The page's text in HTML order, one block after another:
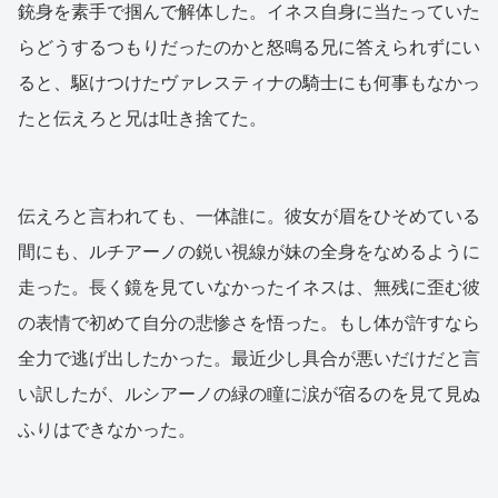
銃身を素手で掴んで解体した。イネス自身に当たっていた
らどうするつもりだったのかと怒鳴る兄に答えられずにい
ると、駆けつけたヴァレスティナの騎士にも何事もなかっ
たと伝えろと兄は吐き捨てた。
伝えろと言われても、一体誰に。彼女が眉をひそめている
間にも、ルチアーノの鋭い視線が妹の全身をなめるように
走った。長く鏡を見ていなかったイネスは、無残に歪む彼
の表情で初めて自分の悲惨さを悟った。もし体が許すなら
全力で逃げ出したかった。最近少し具合が悪いだけだと言
い訳したが、ルシアーノの緑の瞳に涙が宿るのを見て見ぬ
ふりはできなかった。